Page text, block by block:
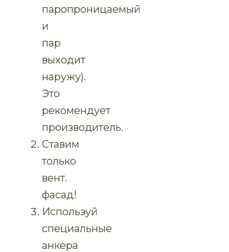
паропроницаемый
и
пар
выходит
наружу).
Это
рекомендует
производитель.
Ставим
только
вент.
фасад!
Используй
специальные
анкера